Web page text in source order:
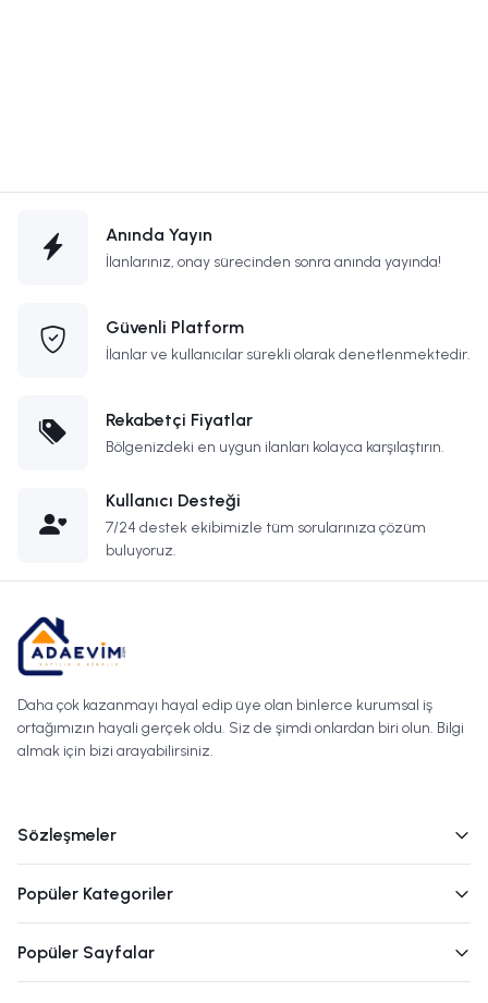
Anında Yayın
İlanlarınız, onay sürecinden sonra anında yayında!
Güvenli Platform
İlanlar ve kullanıcılar sürekli olarak denetlenmektedir.
Rekabetçi Fiyatlar
Bölgenizdeki en uygun ilanları kolayca karşılaştırın.
Kullanıcı Desteği
7/24 destek ekibimizle tüm sorularınıza çözüm
buluyoruz.
Daha çok kazanmayı hayal edip üye olan binlerce kurumsal iş
ortağımızın hayali gerçek oldu. Siz de şimdi onlardan biri olun. Bilgi
almak için bizi arayabilirsiniz.
Sözleşmeler
Popüler Kategoriler
Popüler Sayfalar